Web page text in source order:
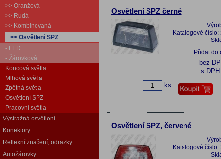
>> Oranžová
>> Rudá
>> Kombinovaná
>> Osvětlení SPZ
- LED
- Žárovková
Koncová světla
Mlhová světla
Zpětná světla
Osvětlení SPZ
Pracovní světla
Výstražná osvětlení
Konektory
Reflexní značení, odrazky
Autožárovky
Osvětlení SPZ černé
Katalogové číslo:
Přidat do
bez
s
ks
Osvětlení SPZ, červené
Katalogové číslo: